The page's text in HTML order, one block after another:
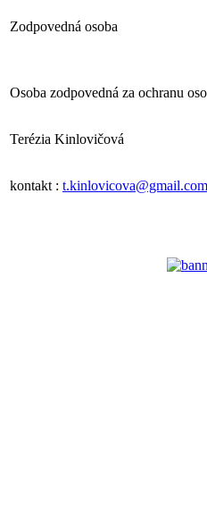
Zodpovedná osoba
Osoba zodpovedná za ochranu
Terézia Kinlovičová
kontakt : t.kinlovicova@gmail.com